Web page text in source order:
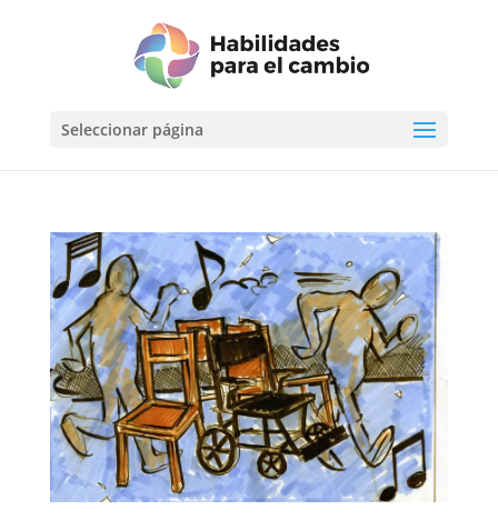
Seleccionar página